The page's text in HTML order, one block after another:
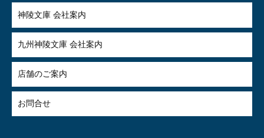
神陵文庫 会社案内
九州神陵文庫 会社案内
店舗のご案内
お問合せ